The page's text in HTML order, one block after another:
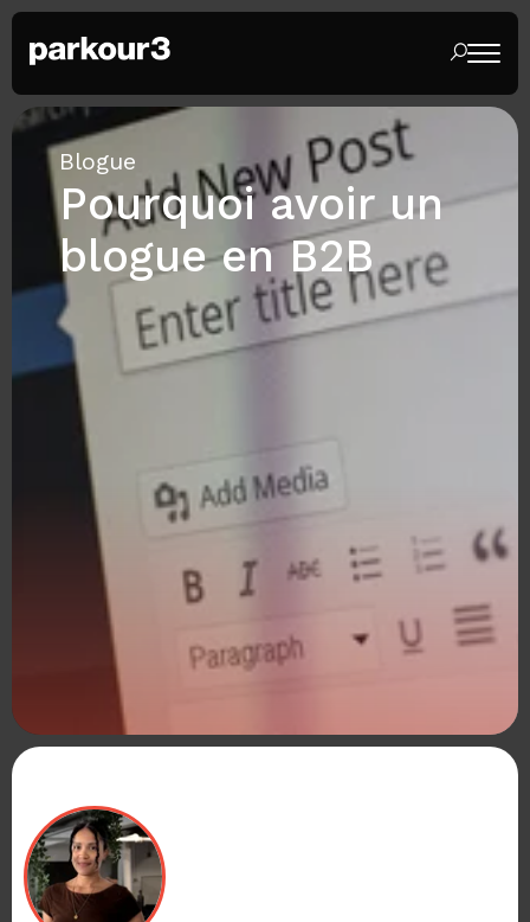
Blogue
Pourquoi avoir un
blogue en B2B